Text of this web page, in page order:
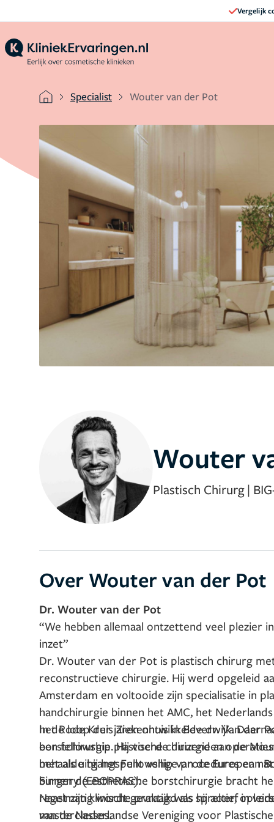
Vergelijk
Specialist Wouter van der Pot
Wouter
Plastisch Chirurg |
Over Wouter van der Pot
Dr. Wouter van der Pot
“We hebben allemaal ontzettend veel plezier
inzet”
Dr. Wouter van der Pot is plastisch chirurg
reconstructieve chirurgie. Hij werd opgeleid
Amsterdam en voltooide zijn specialisatie in
handchirurgie binnen het AMC, het
het Rode Kruis Ziekenhuis in Beverwijk.
een fellowship plastische chirurgie aan de
behaalde hij het Fellowship van de European
Surgery (EBOPRAS).
In de loop der jaren ontwikkelde dr. Van der
borstchirurgie. Hij voerde duizenden
met als uitgangspunt veilige procedures en
binnen de esthetische borstchirurgie bracht
regelmatig wordt gevraagd als spreker,
masterclasses.
Naast zijn klinische praktijk was hij actief in
van de Nederlandse Vereniging voor